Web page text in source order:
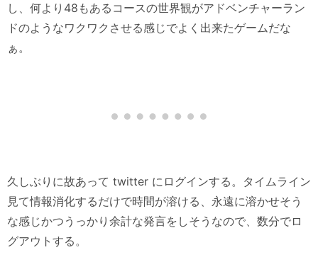
し、何より48もあるコースの世界観がアドベンチャーラン
ドのようなワクワクさせる感じでよく出来たゲームだな
ぁ。
久しぶりに故あって twitter にログインする。タイムライン
見て情報消化するだけで時間が溶ける、永遠に溶かせそう
な感じかつうっかり余計な発言をしそうなので、数分でロ
グアウトする。